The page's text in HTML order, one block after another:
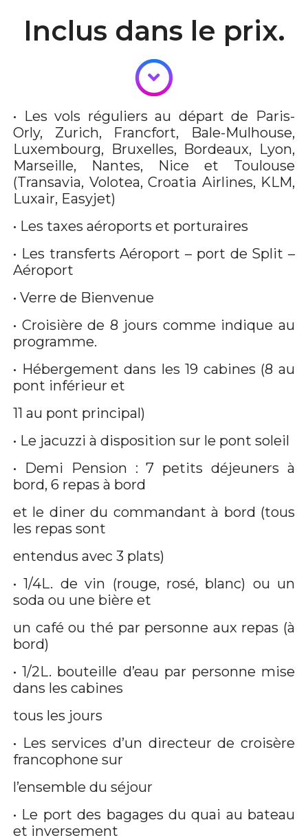
Inclus dans le prix.
• Les vols réguliers au départ de Paris-
Orly, Zurich, Francfort, Bale-Mulhouse,
Luxembourg, Bruxelles, Bordeaux, Lyon,
Marseille, Nantes, Nice et Toulouse
(Transavia, Volotea, Croatia Airlines, KLM,
Luxair, Easyjet)
• Les taxes aéroports et porturaires
• Les transferts Aéroport – port de Split –
Aéroport
• Verre de Bienvenue
• Croisière de 8 jours comme indique au
programme.
• Hébergement dans les 19 cabines (8 au
pont inférieur et
11 au pont principal)
• Le jacuzzi à disposition sur le pont soleil
• Demi Pension : 7 petits déjeuners à
bord, 6 repas à bord
et le diner du commandant à bord (tous
les repas sont
entendus avec 3 plats)
• 1/4L. de vin (rouge, rosé, blanc) ou un
soda ou une bière et
un café ou thé par personne aux repas (à
bord)
• 1/2L. bouteille d’eau par personne mise
dans les cabines
tous les jours
• Les services d’un directeur de croisère
francophone sur
l’ensemble du séjour
• Le port des bagages du quai au bateau
et inversement